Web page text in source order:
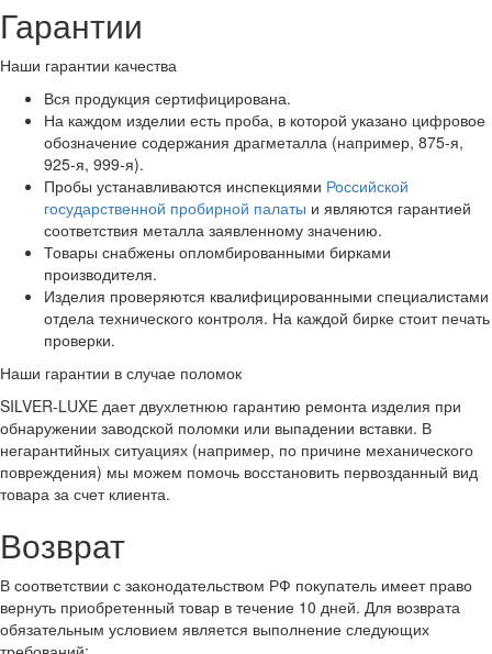
Гарантии
Наши гарантии качества
Вся продукция сертифицирована.
На каждом изделии есть проба, в которой указано цифровое
обозначение содержания драгметалла (например, 875-я,
925-я, 999-я).
Пробы устанавливаются инспекциями Российской
государственной пробирной палаты и являются гарантией
соответствия металла заявленному значению.
Товары снабжены опломбированными бирками
производителя.
Изделия проверяются квалифицированными специалистами
отдела технического контроля. На каждой бирке стоит печать
проверки.
Наши гарантии в случае поломок
SILVER-LUXE дает двухлетнюю гарантию ремонта изделия при
обнаружении заводской поломки или выпадении вставки. В
негарантийных ситуациях (например, по причине механического
повреждения) мы можем помочь восстановить первозданный вид
товара за счет клиента.
Возврат
В соответствии с законодательством РФ покупатель имеет право
вернуть приобретенный товар в течение 10 дней. Для возврата
обязательным условием является выполнение следующих